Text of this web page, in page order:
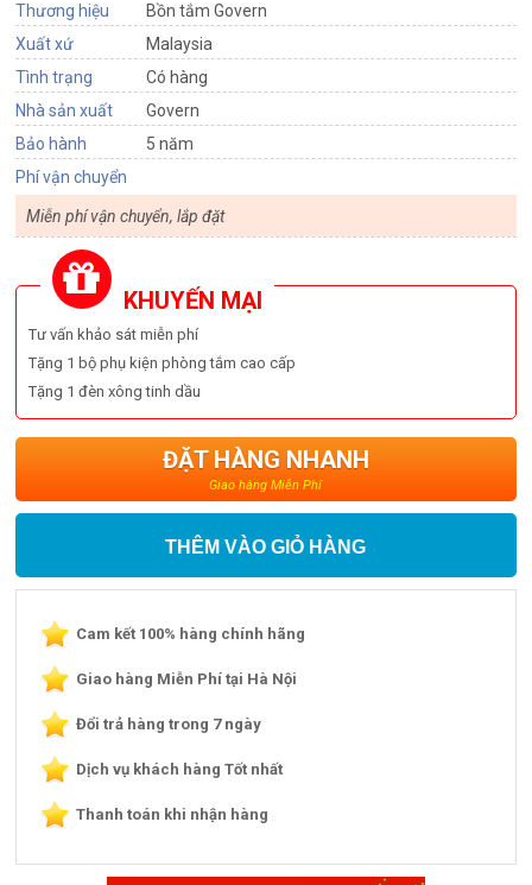
Thương hiệu
Bồn tắm Govern
Xuất xứ
Malaysia
Tình trạng
Có hàng
Nhà sản xuất
Govern
Bảo hành
5 năm
Phí vận chuyển
Miễn phí vận chuyển, lắp đặt
KHUYẾN MẠI
Tư vấn khảo sát miễn phí
Tặng 1 bộ phụ kiện phòng tắm cao cấp
Tặng 1 đèn xông tinh dầu
ĐẶT HÀNG NHANH
Giao hàng Miễn Phí
THÊM VÀO GIỎ HÀNG
Cam kết 100% hàng chính hãng
Giao hàng Miễn Phí tại Hà Nội
Đổi trả hàng trong 7 ngày
Dịch vụ khách hàng Tốt nhất
Thanh toán khi nhận hàng